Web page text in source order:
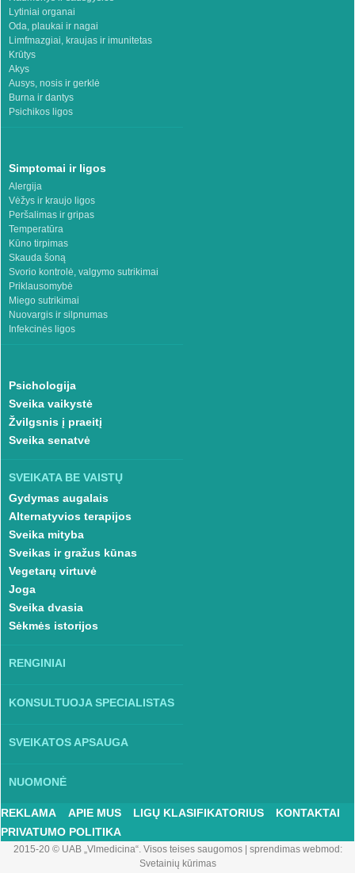
Lytiniai organai
Oda, plaukai ir nagai
Limfmazgiai, kraujas ir imunitetas
Krūtys
Akys
Ausys, nosis ir gerklė
Burna ir dantys
Psichikos ligos
Simptomai ir ligos
Alergija
Vėžys ir kraujo ligos
Peršalimas ir gripas
Temperatūra
Kūno tirpimas
Skauda šoną
Svorio kontrolė, valgymo sutrikimai
Priklausomybė
Miego sutrikimai
Nuovargis ir silpnumas
Infekcinės ligos
Psichologija
Sveika vaikystė
Žvilgsnis į praeitį
Sveika senatvė
SVEIKATA BE VAISTŲ
Gydymas augalais
Alternatyvios terapijos
Sveika mityba
Sveikas ir gražus kūnas
Vegetarų virtuvė
Joga
Sveika dvasia
Sėkmės istorijos
RENGINIAI
KONSULTUOJA SPECIALISTAS
SVEIKATOS APSAUGA
NUOMONĖ
REKLAMA APIE MUS LIGŲ KLASIFIKATORIUS
KONTAKTAI
PRIVATUMO POLITIKA
2015-20 © UAB „Vlmedicina“. Visos teises saugomos| sprendimas webmod:
Svetainių kūrimas